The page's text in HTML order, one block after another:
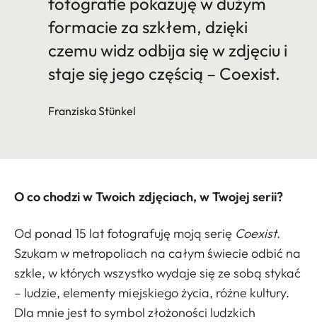
formacie za szkłem, dzięki
czemu widz odbija się w zdjęciu i
staje się jego częścią – Coexist.
Franziska Stünkel
O co chodzi w Twoich zdjęciach, w Twojej serii?
Od ponad 15 lat fotografuję moją serię Coexist.
Szukam w metropoliach na całym świecie odbić na
szkle, w których wszystko wydaje się ze sobą stykać
– ludzie, elementy miejskiego życia, różne kultury.
Dla mnie jest to symbol złożoności ludzkich